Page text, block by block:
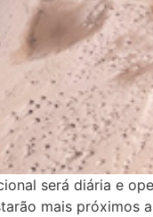
será diária e
mais próximos